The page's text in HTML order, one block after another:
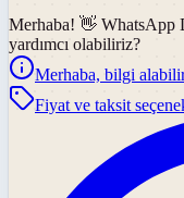
Merhaba! 👋 WhatsApp
yardımcı olabiliriz?
Merhaba, bilgi
Fiyat ve taksit